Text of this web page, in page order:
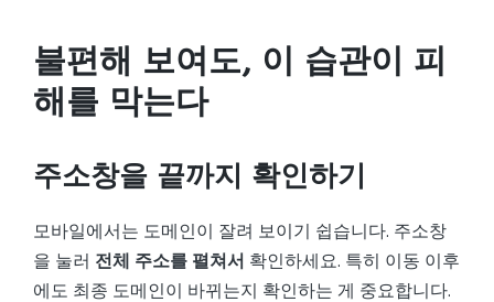
불편해 보여도, 이 습관이 피
해를 막는다
주소창을 끝까지 확인하기
모바일에서는 도메인이 잘려 보이기 쉽습니다. 주소창
을 눌러 전체 주소를 펼쳐서 확인하세요. 특히 이동 이후
에도 최종 도메인이 바뀌는지 확인하는 게 중요합니다.